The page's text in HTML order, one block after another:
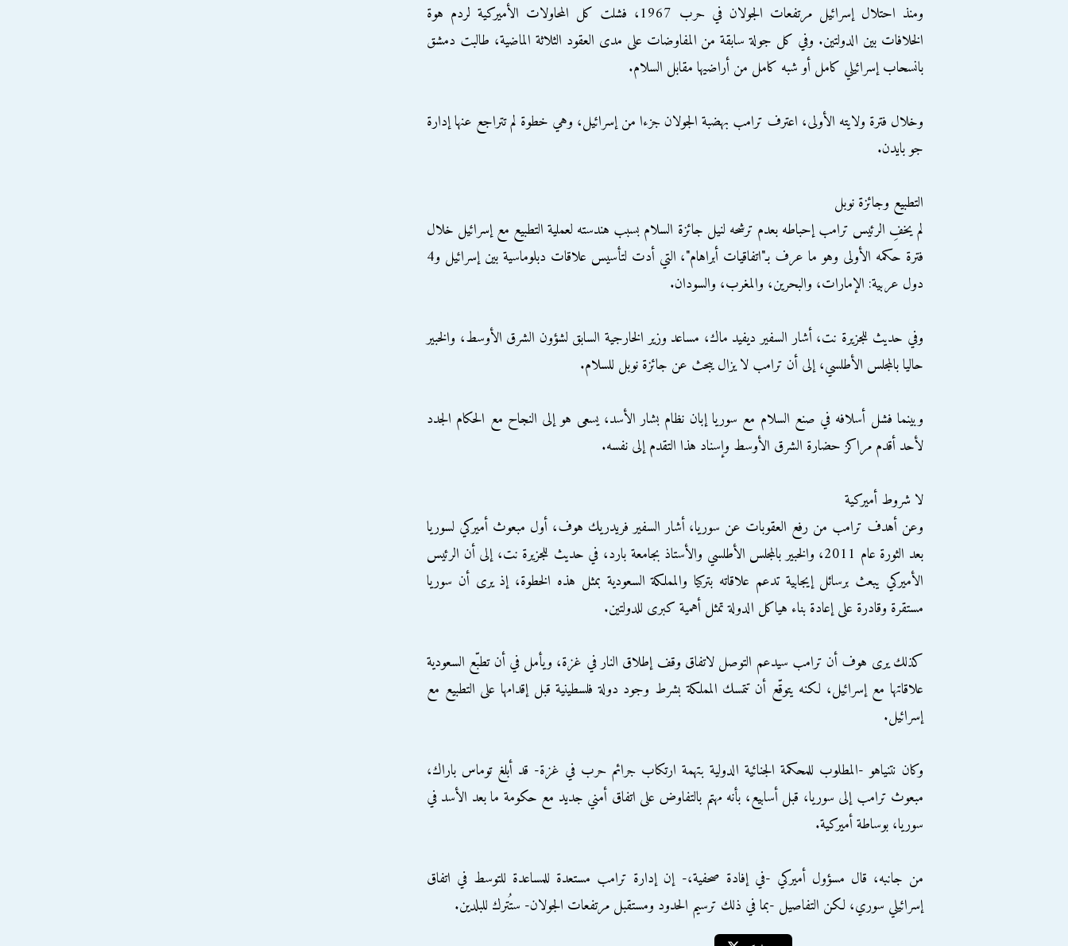
ومنذ احتلال إسرائيل مرتفعات الجولان في حرب 1967، فشلت كل المحاولات الأميركية لردم هوة
الخلافات بين الدولتين. وفي كل جولة سابقة من المفاوضات على مدى العقود الثلاثة الماضية، طالبت دمشق
بانسحاب إسرائيلي كامل أو شبه كامل من أراضيها مقابل السلام.
وخلال فترة ولايته الأولى، اعترف ترامب بهضبة الجولان جزءا من إسرائيل، وهي خطوة لم تتراجع عنها إدارة
جو بايدن.
التطبيع وجائزة نوبل
لم يخفِ الرئيس ترامب إحباطه بعدم ترشحه لنيل جائزة السلام بسبب هندسته لعملية التطبيع مع إسرائيل خلال
فترة حكمه الأولى وهو ما عرف بـ"اتفاقيات أبراهام"، التي أدت لتأسيس علاقات دبلوماسية بين إسرائيل و4
دول عربية: الإمارات، والبحرين، والمغرب، والسودان.
وفي حديث للجزيرة نت، أشار السفير ديفيد ماك، مساعد وزير الخارجية السابق لشؤون الشرق الأوسط، والخبير
حاليا بالمجلس الأطلسي، إلى أن ترامب لا يزال يبحث عن جائزة نوبل للسلام.
وبينما فشل أسلافه في صنع السلام مع سوريا إبان نظام بشار الأسد، يسعى هو إلى النجاح مع الحكام الجدد
لأحد أقدم مراكز حضارة الشرق الأوسط وإسناد هذا التقدم إلى نفسه.
لا شروط أميركية
وعن أهدف ترامب من رفع العقوبات عن سوريا، أشار السفير فريدريك هوف، أول مبعوث أميركي لسوريا
بعد الثورة عام 2011، والخبير بالمجلس الأطلسي والأستاذ بجامعة بارد، في حديث للجزيرة نت، إلى أن الرئيس
الأميركي يبعث برسائل إيجابية تدعم علاقاته بتركيا والمملكة السعودية بمثل هذه الخطوة، إذ يرى أن سوريا
مستقرة وقادرة على إعادة بناء هياكل الدولة تمثل أهمية كبرى للدولتين.
كذلك يرى هوف أن ترامب سيدعم التوصل لاتفاق وقف إطلاق النار في غزة، ويأمل في أن تطبّع السعودية
علاقاتها مع إسرائيل، لكنه يتوقّع أن تتمسك المملكة بشرط وجود دولة فلسطينية قبل إقدامها على التطبيع مع
إسرائيل.
وكان نتنياهو -المطلوب للمحكمة الجنائية الدولية بتهمة ارتكاب جرائم حرب في غزة- قد أبلغ توماس باراك،
مبعوث ترامب إلى سوريا، قبل أسابيع، بأنه مهتم بالتفاوض على اتفاق أمني جديد مع حكومة ما بعد الأسد في
سوريا، بوساطة أميركية.
من جانبه، قال مسؤول أميركي -في إفادة صحفية،- إن إدارة ترامب مستعدة للمساعدة للتوسط في اتفاق
إسرائيلي سوري، لكن التفاصيل -بما في ذلك ترسيم الحدود ومستقبل مرتفعات الجولان- ستُترك للبلدين.